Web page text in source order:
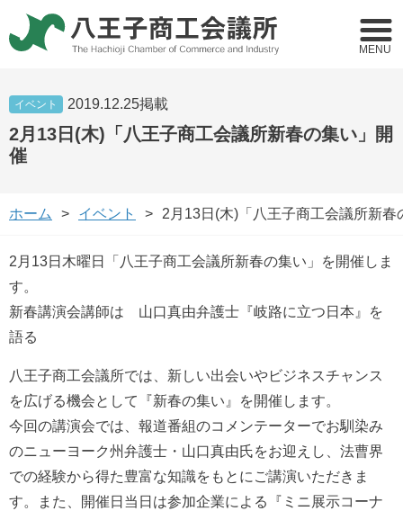
MENU
イベント 2019.12.25掲載
2月13日(木)「八王子商工会議所新春の集い」開
催
ホーム イベント 2月13日(木)「八王子商工会議所新春
2月13日木曜日「八王子商工会議所新春の集い」を開催しま
す。
新春講演会講師は 山口真由弁護士『岐路に立つ日本』を
語る
八王子商工会議所では、新しい出会いやビジネスチャンス
を広げる機会として『新春の集い』を開催します。
今回の講演会では、報道番組のコメンテーターでお馴染み
のニューヨーク州弁護士・山口真由氏をお迎えし、法曹界
での経験から得た豊富な知識をもとにご講演いただきま
す。また、開催日当日は参加企業による『ミニ展示コーナ